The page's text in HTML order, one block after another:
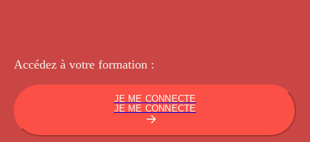
Accédez à votre formation :
JE ME CONNECTE
JE ME CONNECTE